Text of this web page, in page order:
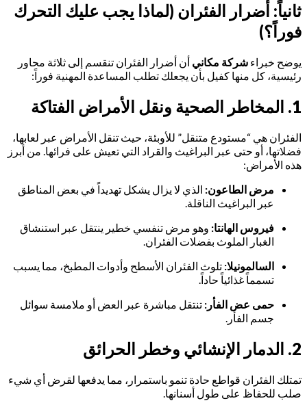
ثانياً: أضرار الفئران (لماذا يجب عليك التحرك
فوراً؟)
يوضح خبراء شركة مكاني أن أضرار الفئران تنقسم إلى ثلاثة محاور
رئيسية، كل منها كفيل بأن يجعلك تطلب المساعدة المهنية فوراً:
1. المخاطر الصحية ونقل الأمراض الفتاكة
الفئران هي “مستودع متنقل” للأوبئة، حيث تنقل الأمراض عبر لعابها،
فضلاتها، أو حتى عبر البراغيث والقراد التي تعيش على فرائها. من أبرز
هذه الأمراض:
مرض الطاعون: الذي لا يزال يشكل تهديداً في بعض المناطق
عبر البراغيث الناقلة.
فيروس الهانتا: وهو مرض تنفسي خطير ينتقل عبر استنشاق
الغبار الملوث بفضلات الفئران.
السالمونيلا: تلوث الفئران الأسطح وأدوات المطبخ، مما يسبب
تسمماً غذائياً حاداً.
حمى عض الفأر: تنتقل مباشرة عبر العض أو ملامسة سوائل
جسم الفأر.
2. الدمار الإنشائي وخطر الحرائق
تمتلك الفئران قواطع حادة تنمو باستمرار، مما يدفعها لقرض أي شيء
صلب للحفاظ على طول أسنانها.